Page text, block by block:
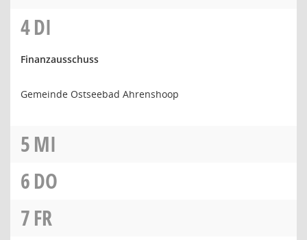
4DI
Finanzausschuss
Gemeinde Ostseebad Ahrenshoop
5MI
6DO
7FR